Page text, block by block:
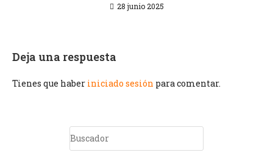
28 junio 2025
Deja una respuesta
Tienes que haber iniciado sesión para comentar.